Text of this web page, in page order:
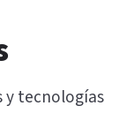
y tecnologías